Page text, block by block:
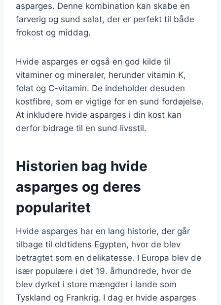
asparges. Denne kombination kan skabe en
farverig og sund salat, der er perfekt til både
frokost og middag.
Hvide asparges er også en god kilde til
vitaminer og mineraler, herunder vitamin K,
folat og C-vitamin. De indeholder desuden
kostfibre, som er vigtige for en sund fordøjelse.
At inkludere hvide asparges i din kost kan
derfor bidrage til en sund livsstil.
Historien bag hvide
asparges og deres
popularitet
Hvide asparges har en lang historie, der går
tilbage til oldtidens Egypten, hvor de blev
betragtet som en delikatesse. I Europa blev de
især populære i det 19. århundrede, hvor de
blev dyrket i store mængder i lande som
Tyskland og Frankrig. I dag er hvide asparges